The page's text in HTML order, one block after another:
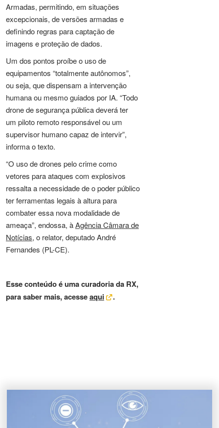
Armadas, permitindo, em situações
excepcionais, de versões armadas e
definindo regras para captação de
imagens e proteção de dados.
Um dos pontos proíbe o uso de
equipamentos “totalmente autônomos”,
ou seja, que dispensam a intervenção
humana ou mesmo guiados por IA. “Todo
drone de segurança pública deverá ter
um piloto remoto responsável ou um
supervisor humano capaz de intervir”,
informa o texto.
“O uso de drones pelo crime como
vetores para ataques com explosivos
ressalta a necessidade de o poder público
ter ferramentas legais à altura para
combater essa nova modalidade de
ameaça”, endossa, àAgência Câmara de
Notícias, o relator, deputado André
Fernandes (PL-CE).
Esse conteúdo é uma curadoria da RX,
para saber mais, acesseaqui .